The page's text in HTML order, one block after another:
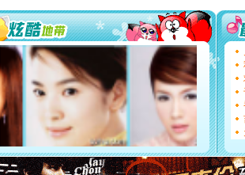
你太多，
要平安
[圣诞节]
能正大
都要快乐
[圣诞节]
如意,快
[元旦]
看
断电。
你是我
[元旦]如
起；二是